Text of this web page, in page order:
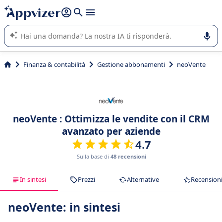
righe con
shift + enter
L'IA di Appvizer vi guida nell'utilizzo o nella scelta di un
software SaaS per la vostra azienda.
Finanza & contabilità Gestione abbonamenti neoVente
neoVente : Ottimizza le vendite con il CRM
avanzato per aziende
4.7
Sulla base di 48 recensioni
In sintesi Prezzi Alternative Recensioni
neoVente: in sintesi